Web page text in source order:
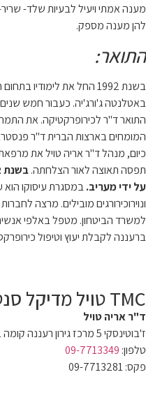
אשר הרפואה הרגילה אינה נותנת
Life,
באטלנטה ג'ורג'יה. כעבור חמש שנים בשנת 1997, סיים את לימודיו וקיבל את
בהדרכת שלושת הכירופרקטים
וד"ר האמר.
כיום, מנהל ד"ר אריה טויל את מרפאתו GAVFIX ברעננה ישראל. שיטתו הייחודית
בשנת 2012 נבחר לכירופרקט הטוב בישראל
פעולה עם אורתופדים
מתארח בתוכניות טלוויזיה וספק
מרחבי הארץ למרפאתו
הראשונה.